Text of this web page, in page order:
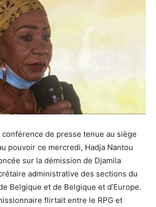
conférence de presse tenue au siège
pouvoir ce mercredi, Hadja Nantou
sur la démission de Djamila
administrative des sections du
Belgique et de Belgique et d’Europe.
flirtait entre le RPG et